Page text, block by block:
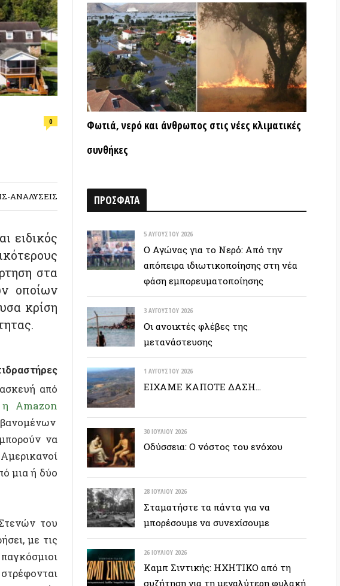
0
Φωτιά, νερό και άνθρωπος στις νέες κλιματικές
Ο Αγώνας για το Νερό: Από την
απόπειρα ιδιωτικοποίησης στη νέα
3 ΑΥΓΟΎΣΤΟΥ 2026
Οι ανοικτές φλέβες της
ΕΙΧΑΜΕ ΚΑΠΟΤΕ ΔΑΣΗ…
30 ΙΟΥΛΊΟΥ 2026
Οδύσσεια: Ο νόστος του ενόχου
Σταματήστε τα πάντα για να
μπορέσουμε να συνεχίσουμε
26 ΙΟΥΛΊΟΥ 2026
Καμπ Σιντικής: ΗΧΗΤΙΚΟ από τη
συζήτηση για τη μεγαλύτερη φυλακή
του νόμου Σερρών στο 5ο Φεστιβάλ
Κρουσοβίτη
ΝΕΟ ΒΙΒΛΙΟ